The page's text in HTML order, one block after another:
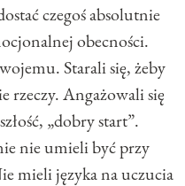
czegoś absolutnie
obecności.
Starali się, żeby
rzeczy. Angażowali się
„dobry start”.
nie umieli być przy
mieli języka na uczucia